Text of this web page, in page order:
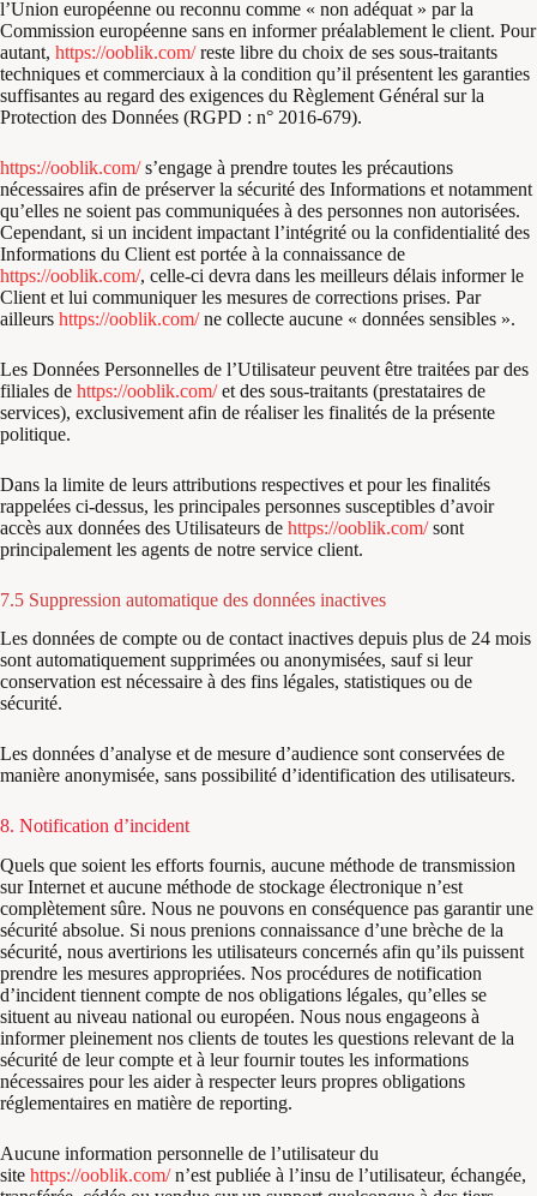
l’Union européenne ou reconnu comme « non adéquat » par la
Commission européenne sans en informer préalablement le client. Pour
autant, https://ooblik.com/reste libre du choix de ses sous-traitants
techniques et commerciaux à la condition qu’il présentent les garanties
suffisantes au regard des exigences du Règlement Général sur la
Protection des Données (RGPD : n° 2016-679).
https://ooblik.com/s’engage à prendre toutes les précautions
nécessaires afin de préserver la sécurité des Informations et notamment
qu’elles ne soient pas communiquées à des personnes non autorisées.
Cependant, si un incident impactant l’intégrité ou la confidentialité des
Informations du Client est portée à la connaissance de
https://ooblik.com/, celle-ci devra dans les meilleurs délais informer le
Client et lui communiquer les mesures de corrections prises. Par
ailleurs https://ooblik.com/ne collecte aucune « données sensibles ».
Les Données Personnelles de l’Utilisateur peuvent être traitées par des
filiales de https://ooblik.com/et des sous-traitants (prestataires de
services), exclusivement afin de réaliser les finalités de la présente
politique.
Dans la limite de leurs attributions respectives et pour les finalités
rappelées ci-dessus, les principales personnes susceptibles d’avoir
accès aux données des Utilisateurs de https://ooblik.com/sont
principalement les agents de notre service client.
7.5 Suppression automatique des données inactives
Les données de compte ou de contact inactives depuis plus de 24 mois
sont automatiquement supprimées ou anonymisées, sauf si leur
conservation est nécessaire à des fins légales, statistiques ou de
sécurité.
Les données d’analyse et de mesure d’audience sont conservées de
manière anonymisée, sans possibilité d’identification des utilisateurs.
8. Notification d’incident
Quels que soient les efforts fournis, aucune méthode de transmission
sur Internet et aucune méthode de stockage électronique n’est
complètement sûre. Nous ne pouvons en conséquence pas garantir une
sécurité absolue. Si nous prenions connaissance d’une brèche de la
sécurité, nous avertirions les utilisateurs concernés afin qu’ils puissent
prendre les mesures appropriées. Nos procédures de notification
d’incident tiennent compte de nos obligations légales, qu’elles se
situent au niveau national ou européen. Nous nous engageons à
informer pleinement nos clients de toutes les questions relevant de la
sécurité de leur compte et à leur fournir toutes les informations
nécessaires pour les aider à respecter leurs propres obligations
réglementaires en matière de reporting.
Aucune information personnelle de l’utilisateur du
site https://ooblik.com/n’est publiée à l’insu de l’utilisateur, échangée,